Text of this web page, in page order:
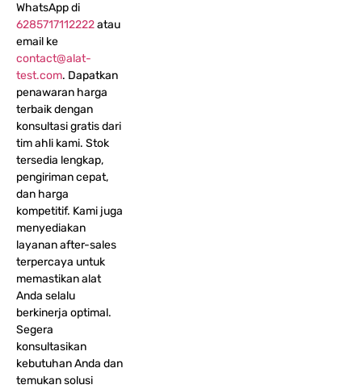
WhatsApp di
6285717112222atau
email ke
contact@alat-
test.com. Dapatkan
penawaran harga
terbaik dengan
konsultasi gratis dari
tim ahli kami. Stok
tersedia lengkap,
pengiriman cepat,
dan harga
kompetitif. Kami juga
menyediakan
layanan after-sales
terpercaya untuk
memastikan alat
Anda selalu
berkinerja optimal.
Segera
konsultasikan
kebutuhan Anda dan
temukan solusi